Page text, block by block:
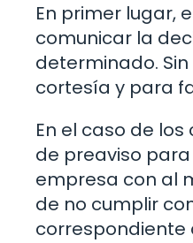
En primer lugar,
comunicar la
determinado.
cortesía y para
En el caso de
de preaviso
empresa con al
de no cumplir
correspondiente